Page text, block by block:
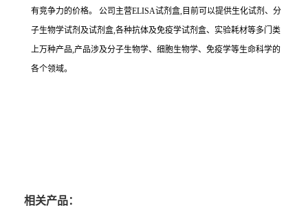
有竞争力的价格。
公司主营ELISA试剂盒,目前可以提供生化试剂、分
子生物学试剂及试剂盒,各种抗体及免疫学试剂盒、实验耗材等多门类
上万种产品,产品涉及分子生物学、细胞生物学、免疫学等生命科学的
各个领域。
相关产品：